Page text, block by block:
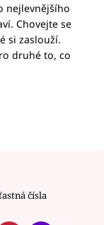
nejlevnějšího
Chovejte se
si zaslouží.
druhé to, co
čísla